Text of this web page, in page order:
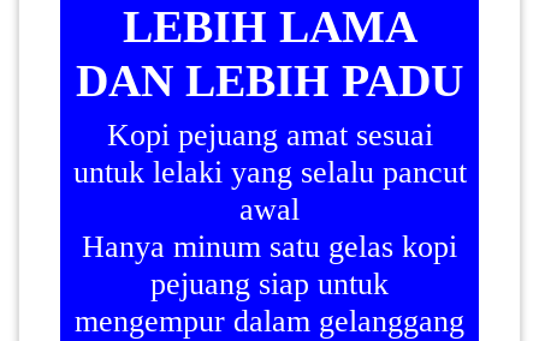
LEBIH LAMA
DAN LEBIH PADU
Kopi pejuang amat sesuai
untuk lelaki yang selalu pancut
awal
Hanya minum satu gelas kopi
pejuang siap untuk
mengempur dalam gelanggang
PERIBADI(4)
PEKERJAAN(0)
BENDA(1)